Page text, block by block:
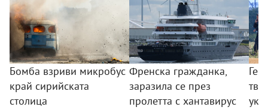
Бомба взриви микробус
край сирийската
столица
Френска гражданка,
заразила се през
пролетта с хантавирус